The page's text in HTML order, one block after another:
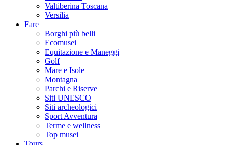
Valtiberina Toscana
Versilia
Fare
Borghi più belli
Ecomusei
Equitazione e Maneggi
Golf
Mare e Isole
Montagna
Parchi e Riserve
Siti UNESCO
Siti archeologici
Sport Avventura
Terme e wellness
Top musei